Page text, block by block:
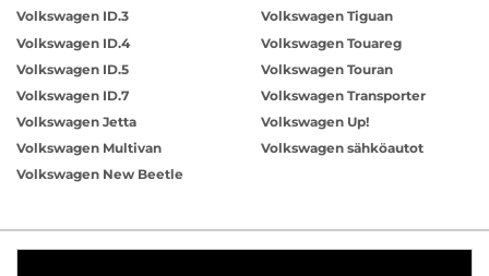
Volkswagen ID.3
Volkswagen ID.4
Volkswagen ID.5
Volkswagen ID.7
Volkswagen Jetta
Volkswagen Multivan
Volkswagen New Beetle
Volkswagen Tiguan
Volkswagen Touareg
Volkswagen Touran
Volkswagen Transporter
Volkswagen Up!
Volkswagen sähköautot